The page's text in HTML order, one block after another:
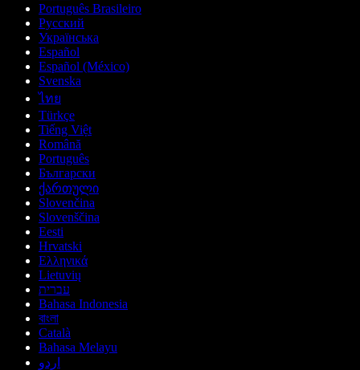
Português Brasileiro
Русский
Українська
Español
Español (México)
Svenska
ไทย
Türkçe
Tiếng Việt
Română
Português
Български
ქართული
Slovenčina
Slovenščina
Eesti
Hrvatski
Ελληνικά
Lietuvių
עברית
Bahasa Indonesia
বাংলা
Català
Bahasa Melayu
اردو